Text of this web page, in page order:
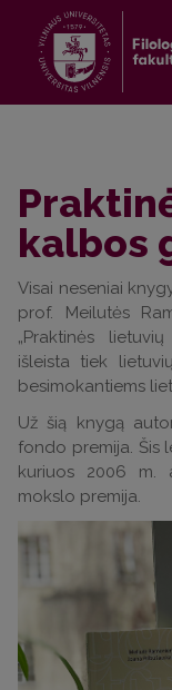
kalbos
Visai neseniai
prof. Meilutės
„Praktinės
išleista tiek
besimokantiems
Už šią knygą
fondo premija. Šis
kuriuos 2006 m.
mokslo premija.